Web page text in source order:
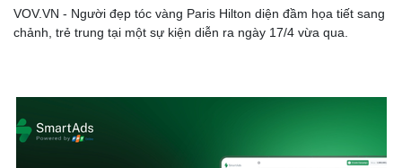
VOV.VN - Người đẹp tóc vàng Paris Hilton diện đầm họa tiết sang
chảnh, trẻ trung tại một sự kiện diễn ra ngày 17/4 vừa qua.